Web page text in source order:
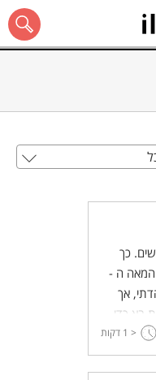
כך
המאה ה -
אך
בא כדי
הוא
< 1 דקות